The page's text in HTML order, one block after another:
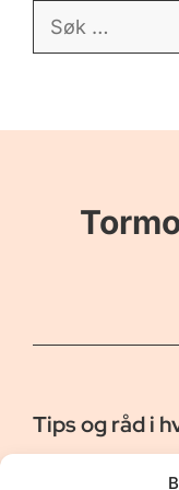
Søk
Tips og råd i
Er vår bloggside